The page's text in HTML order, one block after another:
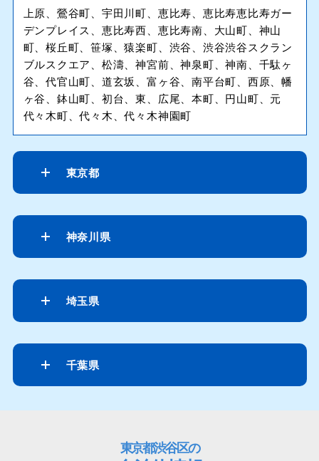
上原、鶯谷町、宇田川町、恵比寿、恵比寿恵比寿ガー
デンプレイス、恵比寿西、恵比寿南、大山町、神山
町、桜丘町、笹塚、猿楽町、渋谷、渋谷渋谷スクラン
ブルスクエア、松濤、神宮前、神泉町、神南、千駄ヶ
谷、代官山町、道玄坂、富ヶ谷、南平台町、西原、幡
ヶ谷、鉢山町、初台、東、広尾、本町、円山町、元
代々木町、代々木、代々木神園町
東京都
神奈川県
埼玉県
千葉県
東京都渋谷区の